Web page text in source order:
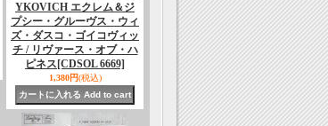
YKOVICH エクレム＆ジ
プシー・グルーヴス・ウィ
ズ・ダスコ・ゴイコヴィッ
チ / リヴァース・オブ・ハ
ピネス [CDSOL 6669]
1,380円(税込)